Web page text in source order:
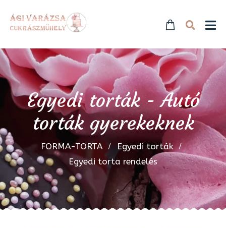
Egyedi torták - Autó
torták gyerekeknek
FORMA-TORTA
Egyedi torták
Egyedi torta rendelés